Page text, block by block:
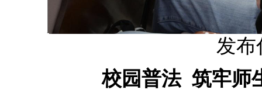
发布
校园普法 筑牢师